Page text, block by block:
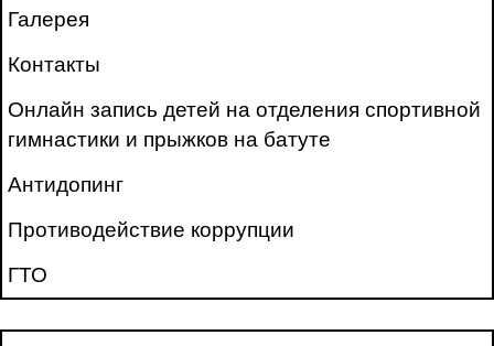
Галерея
Контакты
Онлайн запись детей на отделения спортивной
гимнастики и прыжков на батуте
Антидопинг
Противодействие коррупции
ГТО